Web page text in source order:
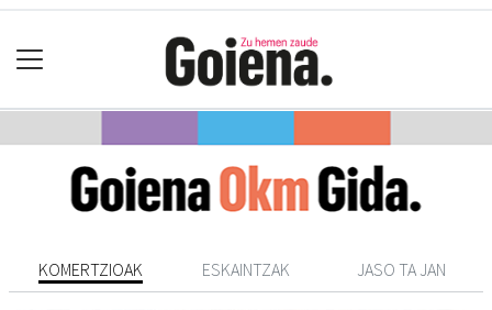
KOMERTZIOAK ESKAINTZAK JASO TA JAN